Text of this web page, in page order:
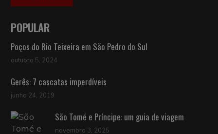
POPULAR
Poços do Rio Teixeira em São Pedro do Sul
outubro 5, 2024
Gerês: 7 cascatas imperdíveis
junho 24, 2019
São Tomé e Príncipe: um guia de viagem
novembro 3, 2025